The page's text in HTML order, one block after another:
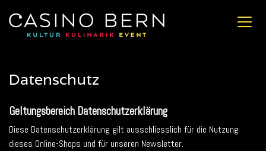
Datenschutz
Geltungsbereich Datenschutzerklärung
Diese Datenschutzerklärung gilt ausschliesslich für die Nutzung
dieses Online-Shops und für unseren Newsletter.